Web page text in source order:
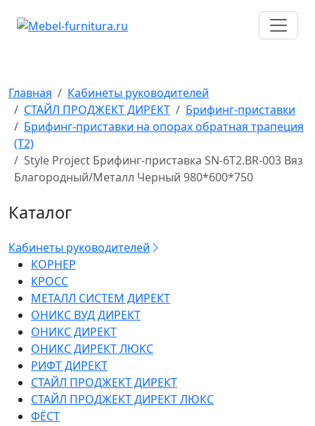
Главная
Кабинеты руководителей
СТАЙЛ ПРОДЖЕКТ ДИРЕКТ
Брифинг-приставки
Брифинг-приставки на опорах обратная трапеция
(T2)
Style Project Брифинг-приставка SN-6T2.BR-003 Вяз
Благородный/Металл Черный 980*600*750
Каталог
Кабинеты руководителей
КОРНЕР
КРОСС
МЕТАЛЛ СИСТЕМ ДИРЕКТ
ОНИКС ВУД ДИРЕКТ
ОНИКС ДИРЕКТ
ОНИКС ДИРЕКТ ЛЮКС
РИФТ ДИРЕКТ
СТАЙЛ ПРОДЖЕКТ ДИРЕКТ
СТАЙЛ ПРОДЖЕКТ ДИРЕКТ ЛЮКС
ФЁСТ